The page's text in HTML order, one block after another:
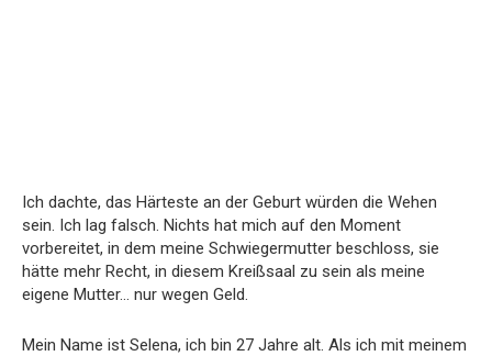
Ich dachte, das Härteste an der Geburt würden die Wehen
sein. Ich lag falsch. Nichts hat mich auf den Moment
vorbereitet, in dem meine Schwiegermutter beschloss, sie
hätte mehr Recht, in diesem Kreißsaal zu sein als meine
eigene Mutter… nur wegen Geld.
Mein Name ist Selena, ich bin 27 Jahre alt. Als ich mit meinem